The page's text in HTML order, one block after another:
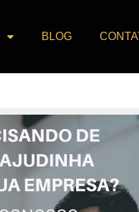
BLOG